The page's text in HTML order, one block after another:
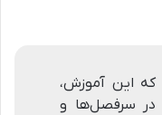
این آموزش،
در سرفصل‌ها و